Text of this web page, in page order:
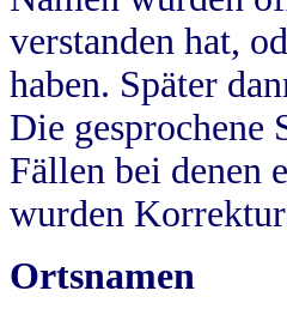
verstanden hat,
haben. Später
Die
Fällen bei denen
wurden
Ortsnamen